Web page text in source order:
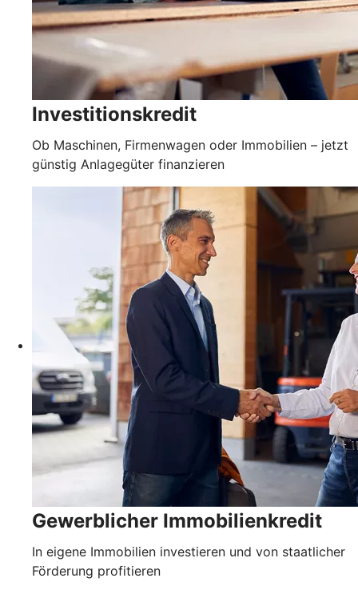
Investitionskredit
Ob Maschinen, Firmenwagen oder Immobilien – jetzt
günstig Anlagegüter finanzieren
Gewerblicher Immobilienkredit
In eigene Immobilien investieren und von staatlicher
Förderung profitieren